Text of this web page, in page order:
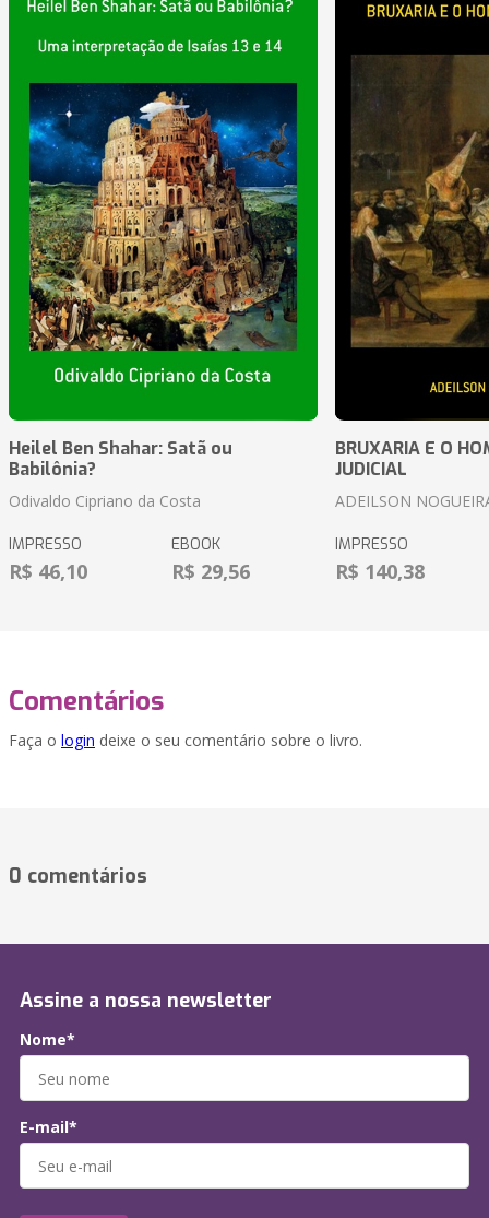
Heilel Ben Shahar: Satã ou
Babilônia?
Odivaldo Cipriano da Costa
IMPRESSO
R$ 46,10
EBOOK
R$ 29,56
BRUXARIA E O
JUDICIAL
ADEILSON
IMPRESSO
R$ 140,38
Comentários
Faça o login deixe o seu comentário sobre o livro.
0 comentários
Assine a nossa newsletter
Nome*
E-mail*